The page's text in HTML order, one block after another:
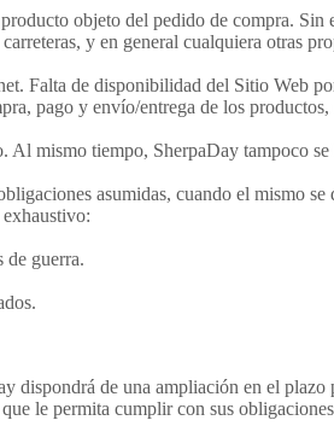
objeto del pedido de compra. Sin
y en general cualquiera otras
Falta de disponibilidad del Sitio Web
pago y envío/entrega de los
mismo tiempo, SherpaDay tampoco
asumidas, cuando el mismo se
de guerra.
dispondrá de una ampliación en el
le permita cumplir con sus